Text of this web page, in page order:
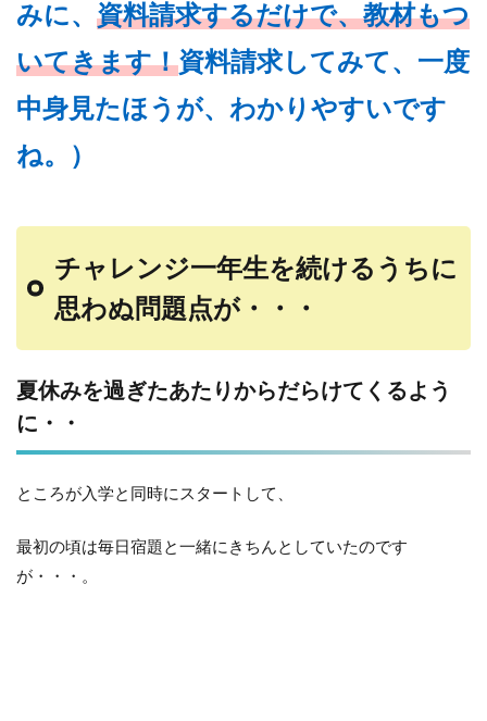
みに、 資料請求するだけで、教材もつ
いてきます！資料請求してみて、一度
中身見たほうが、わかりやすいです
ね。）
チャレンジ一年生を続けるうちに
思わぬ問題点が・・・
夏休みを過ぎたあたりからだらけてくるよう
に・・
ところが入学と同時にスタートして、
最初の頃は毎日宿題と一緒にきちんとしていたのです
が・・・。